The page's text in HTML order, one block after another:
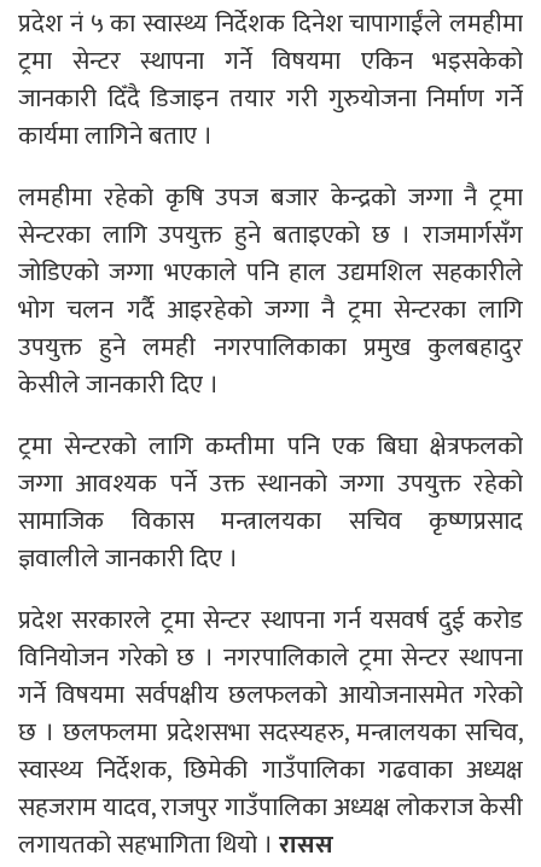
प्रदेश नं ५ का स्वास्थ्य निर्देशक दिनेश चापागाईंले लमहीमा
ट्रमा सेन्टर स्थापना गर्ने विषयमा एकिन भइसकेको
जानकारी दिँदै डिजाइन तयार गरी गुरुयोजना निर्माण गर्ने
कार्यमा लागिने बताए ।
लमहीमा रहेको कृषि उपज बजार केन्द्रको जग्गा नै ट्रमा
सेन्टरका लागि उपयुक्त हुने बताइएको छ । राजमार्गसँग
जोडिएको जग्गा भएकाले पनि हाल उद्यमशिल सहकारीले
भोग चलन गर्दै आइरहेको जग्गा नै ट्रमा सेन्टरका लागि
उपयुक्त हुने लमही नगरपालिकाका प्रमुख कुलबहादुर
केसीले जानकारी दिए ।
ट्रमा सेन्टरको लागि कम्तीमा पनि एक बिघा क्षेत्रफलको
जग्गा आवश्यक पर्ने उक्त स्थानको जग्गा उपयुक्त रहेको
सामाजिक विकास मन्त्रालयका सचिव कृष्णप्रसाद
ज्ञवालीले जानकारी दिए ।
प्रदेश सरकारले ट्रमा सेन्टर स्थापना गर्न यसवर्ष दुई करोड
विनियोजन गरेको छ । नगरपालिकाले ट्रमा सेन्टर स्थापना
गर्ने विषयमा सर्वपक्षीय छलफलको आयोजनासमेत गरेको
छ । छलफलमा प्रदेशसभा सदस्यहरु, मन्त्रालयका सचिव,
स्वास्थ्य निर्देशक, छिमेकी गाउँपालिका गढवाका अध्यक्ष
सहजराम यादव, राजपुर गाउँपालिका अध्यक्ष लोकराज केसी
लगायतको सहभागिता थियो । रासस